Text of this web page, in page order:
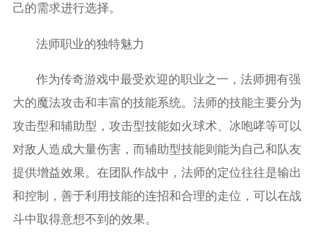
己的需求进行选择。
法师职业的独特魅力
作为传奇游戏中最受欢迎的职业之一，法师拥有强
大的魔法攻击和丰富的技能系统。法师的技能主要分为
攻击型和辅助型，攻击型技能如火球术、冰咆哮等可以
对敌人造成大量伤害，而辅助型技能则能为自己和队友
提供增益效果。在团队作战中，法师的定位往往是输出
和控制，善于利用技能的连招和合理的走位，可以在战
斗中取得意想不到的效果。